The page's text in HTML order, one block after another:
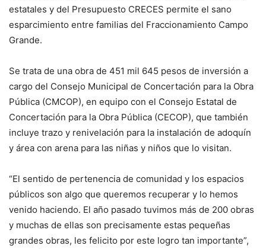
estatales y del Presupuesto CRECES permite el sano
esparcimiento entre familias del Fraccionamiento Campo
Grande.
Se trata de una obra de 451 mil 645 pesos de inversión a
cargo del Consejo Municipal de Concertación para la Obra
Pública (CMCOP), en equipo con el Consejo Estatal de
Concertación para la Obra Pública (CECOP), que también
incluye trazo y renivelación para la instalación de adoquín
y área con arena para las niñas y niños que lo visitan.
“El sentido de pertenencia de comunidad y los espacios
públicos son algo que queremos recuperar y lo hemos
venido haciendo. El año pasado tuvimos más de 200 obras
y muchas de ellas son precisamente estas pequeñas
grandes obras, les felicito por este logro tan importante”,